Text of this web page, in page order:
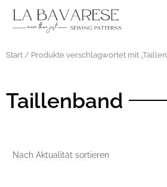
Inhalt
Start / Produkte verschlagwortet mit
Taillenband